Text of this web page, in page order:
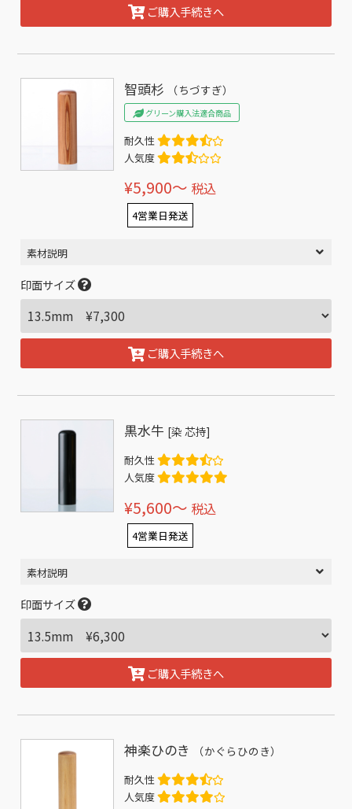
ご購入手続きへ
智頭杉 （ちづすぎ）
グリーン購入法適合商品
耐久性
人気度
¥5,900〜 税込
4営業日発送
素材説明
印面サイズ
ご購入手続きへ
黒水牛 [染 芯持]
耐久性
人気度
¥5,600〜 税込
4営業日発送
素材説明
印面サイズ
ご購入手続きへ
神楽ひのき （かぐらひのき）
耐久性
人気度